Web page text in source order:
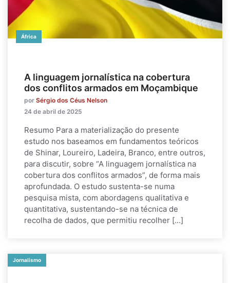
África
A linguagem jornalística na cobertura
dos conflitos armados em Moçambique
por Sérgio dos Céus Nelson
24 de abril de 2025
Resumo Para a materialização do presente
estudo nos baseamos em fundamentos teóricos
de Shinar, Loureiro, Ladeira, Branco, entre outros,
para discutir, sobre “A linguagem jornalística na
cobertura dos conflitos armados”, de forma mais
aprofundada. O estudo sustenta-se numa
pesquisa mista, com abordagens qualitativa e
quantitativa, sustentando-se na técnica de
recolha de dados, que permitiu recolher […]
Jornalismo